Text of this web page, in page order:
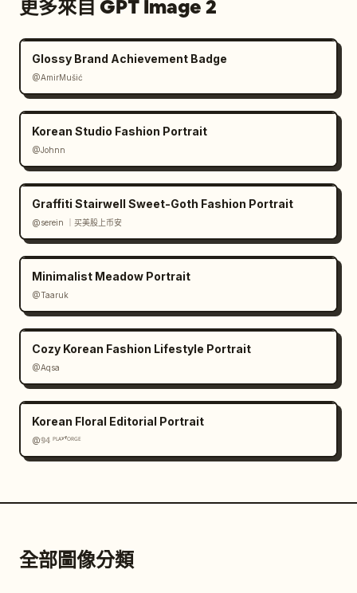
更多來自 GPT Image 2
Glossy Brand Achievement Badge
@AmirMušić
Korean Studio Fashion Portrait
@Johnn
Graffiti Stairwell Sweet-Goth Fashion Portrait
@serein ｜买美股上币安
Minimalist Meadow Portrait
@Taaruk
Cozy Korean Fashion Lifestyle Portrait
@Aqsa
Korean Floral Editorial Portrait
@𝟡𝟜 ᴾᴸᴬʸᶠᴼᴿᴳᴱ
全部圖像分類